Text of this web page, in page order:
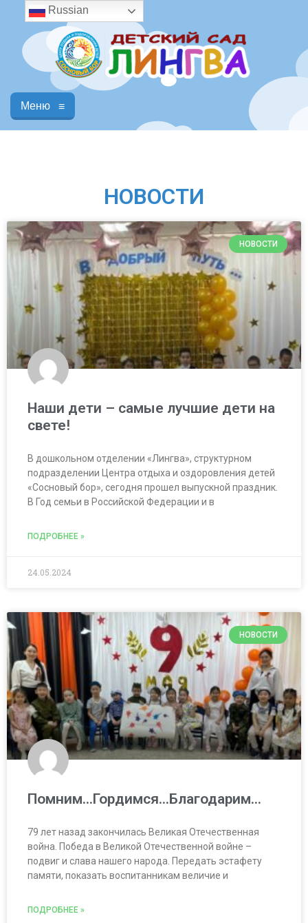
Меню ≡
НОВОСТИ
НОВОСТИ
Наши дети – самые лучшие дети на
свете!
В дошкольном отделении «Лингва», структурном
подразделении Центра отдыха и оздоровления детей
«Сосновый бор», сегодня прошел выпускной праздник.
В Год семьи в Российской Федерации и в
ПОДРОБНЕЕ »
24.05.2024
НОВОСТИ
Помним…Гордимся…Благодарим…
79 лет назад закончилась Великая Отечественная
война. Победа в Великой Отечественной войне –
подвиг и слава нашего народа. Передать эстафету
памяти, показать воспитанникам величие и
ПОДРОБНЕЕ »
Russian